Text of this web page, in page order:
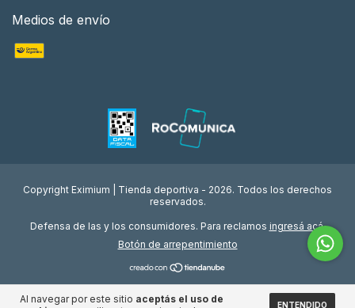
Al navegar por este sitio aceptás el uso de
ENTENDIDO
Medios de envío
Copyright Eximium | Tienda deportiva - 2026. Todos los derechos
reservados.
Defensa de las y los consumidores. Para reclamos ingresá acá.
Botón de arrepentimiento